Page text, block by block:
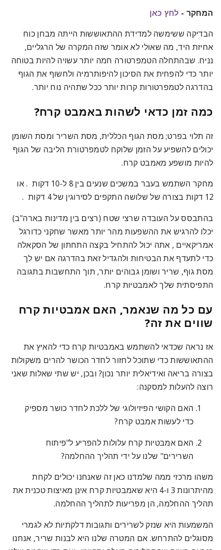
המחקר - לחץ כאן
הבדיקה ששימשה למדידת ההתאוששות הייתה מבחן כוח
אחיזת היד, מה שאולי לא אומר שזה המקרה של הרגליים,
נניח. שבהתחלה הטמפרטורה חמה יותר עשויה להיות בטוחה
יותר כדי להפחית את הסיכון להיפותרמיה ולחשוף את הגוף
בהדרגה לטמפרטורות קרות יותר ככל שתהיה נוח יותר.
כמה זמן כדאי לשהות באמבט קרח?
זה תלוי בפרט; מסת הגוף הכללית, מסת השריר ומסת השומן
יכולים להשפיע על הזמן שלוקח לטמפרטורת הליבה של הגוף
להיות מושפע מאמבט קרח.
מחקר השתמש בעבר במשכים שנעים בין 8 ל-10 דקות
. או
12 דקות בצורה של שלושה התקפים לסירוגין של 4 דקות
.
בהתבסס על העובדה שרצי שטח (רצים בין מדינות בארה"ב)
יכלו להרגיש את ההשפעות מהר יותר מאשר שחקני כדורגל
אמריקאיים , אתה יכול להתחיל בקצה התחתון של הסקאלה
כדי לתעדף את הבטיחות ולהגדיל זאת בהדרגה אם יש לך
מסת גוף, שריר ושומן גבוהים יותר, תוך התחשבות בתגובה
התפיסתית שלך לאמבטיות קרח.
עם כל מה שנאמר, האם אמבטיות קרח
שווים את זה?
אז נראה שכדאי להשתמש באמבטיות קרח כדי להאיץ את
ההתאוששות כדי שתוכל לחזור לחדר הכושר להרים משקולות
בצורה בריאה ואידיאלית יותר נכון? ובכן, יש שתי שאלות שאני
רוצה להעלות למסקנה:
האם הקושי הפיזיולוגי של ללכת לחדר כושר מספיק
כדי לעשות אמבט קרח?
האם אמבטיות קרח עלולות להפריע ל"פיתוח
השרירים" שלנו על ידי תהליך ההחלמה?
משהו מרכזי ממה שלמדנו כאן זה שאנחנו יכולים לקחת
מהיתרונות 3 ו-4 היא שאמבטיות קרח אינן מאיצות טכנית את
תהליך ההחלמה, הן מפריעות לתהליך ההחלמה.
המשמעות היא שנזק לשרירים ותגובות דלקתיות לא לגמרי
מסוגלים להתרחש. אם המטרה שלנו היא לבנות שריר, אנחנו